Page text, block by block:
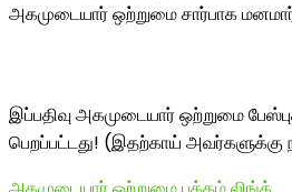
அகமுடையார் ஒற்றுமை சார்பாக
இப்பதிவு அகமுடையார் ஒற்றுமை
பெறப்பட்டது! (இதற்காய் அவர்களுக்கு